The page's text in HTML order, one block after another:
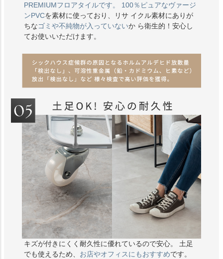
PREMIUMフロアタイルです。 100％ピュアなヴァージ
ンPVCを素材に使っており、リサ イクル素材にありが
ちなゴミや不純物が入っていないか ら衛生的！安心し
てお使いいただけます。
キズが付きにくく耐久性に優れているので安心。 土足
でも使えるため、 お店やオフィスにもおすすめです。